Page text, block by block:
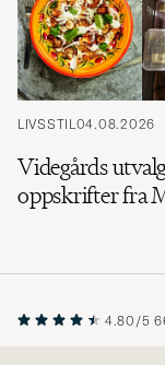
LIVSSTIL04.08.2026
Videgårds
oppskrifter fra
4.80/5